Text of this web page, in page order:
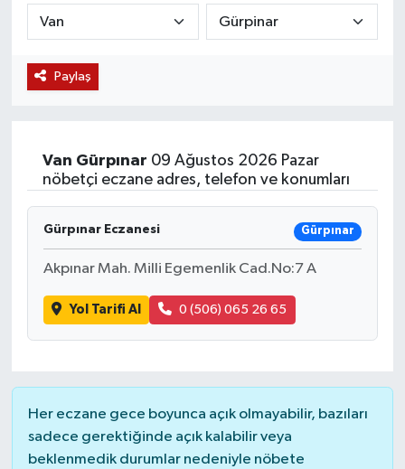
Paylaş
Van Gürpınar 09 Ağustos 2026 Pazar
nöbetçi eczane adres, telefon ve konumları
Gürpınar Eczanesi Gürpınar
Akpınar Mah. Milli Egemenlik Cad.No:7 A
Yol Tarifi Al 0 (506) 065 26 65
Her eczane gece boyunca açık olmayabilir, bazıları
sadece gerektiğinde açık kalabilir veya
beklenmedik durumlar nedeniyle nöbete
YAŞAM
SARUHANLI
KIRKAĞAÇ
GÖLMARMARA
GÖRDES
KULA
SARIGÖL
ŞEHZADELER
SELENDİ
YUNUSEMRE
EĞİTİM
SPOR
LIFE
BİLİM VE TEKNOLOJİ
MANİSA'YI KEŞFET